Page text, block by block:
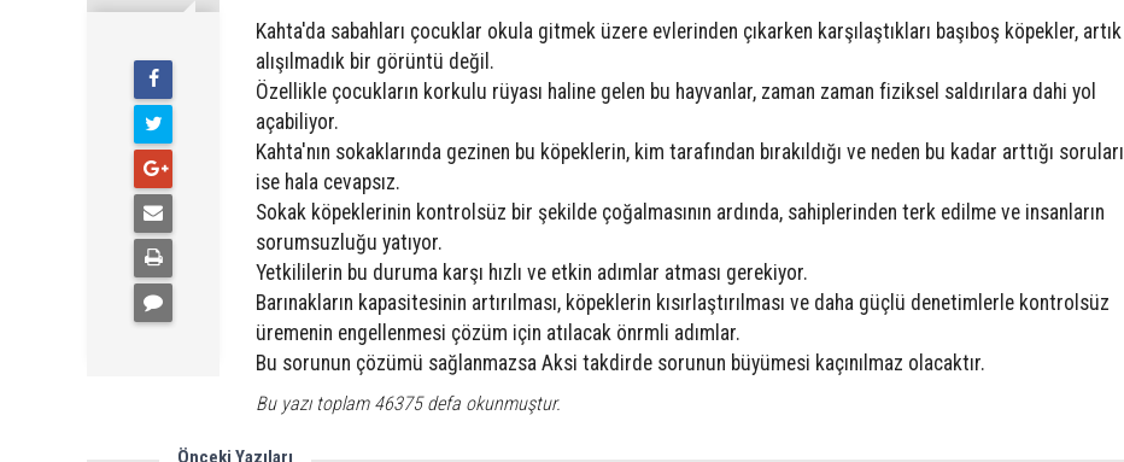
Kahta'da sabahları çocuklar okula gitmek üzere evlerinden çıkarken karşılaştıkları başıboş köpekler, artık
alışılmadık bir görüntü değil.
Özellikle çocukların korkulu rüyası haline gelen bu hayvanlar, zaman zaman fiziksel saldırılara dahi yol
açabiliyor.
Kahta'nın sokaklarında gezinen bu köpeklerin, kim tarafından bırakıldığı ve neden bu kadar arttığı soruları
ise hala cevapsız.
Sokak köpeklerinin kontrolsüz bir şekilde çoğalmasının ardında, sahiplerinden terk edilme ve insanların
sorumsuzluğu yatıyor.
Yetkililerin bu duruma karşı hızlı ve etkin adımlar atması gerekiyor.
Barınakların kapasitesinin artırılması, köpeklerin kısırlaştırılması ve daha güçlü denetimlerle kontrolsüz
üremenin engellenmesi çözüm için atılacak önrmli adımlar.
Bu sorunun çözümü sağlanmazsa Aksi takdirde sorunun büyümesi kaçınılmaz olacaktır.
Bu yazı toplam 46375 defa okunmuştur.
Önceki Yazıları